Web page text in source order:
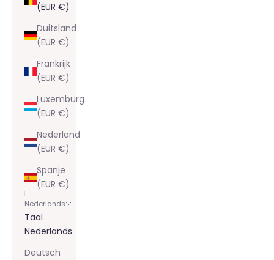
(EUR €)
Duitsland
(EUR €)
Frankrijk
(EUR €)
Luxemburg
(EUR €)
Nederland
(EUR €)
Spanje
(EUR €)
Nederlands
Taal
Nederlands
Deutsch